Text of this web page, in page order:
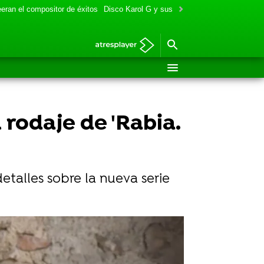
el compositor de éxitos Disco Karol G y sus colaboraciones
de 'Rabia.
sobre la nueva serie